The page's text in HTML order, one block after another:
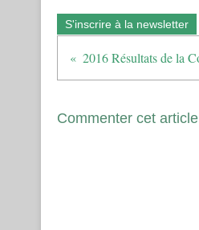
S'inscrire à la newsletter
Commenter cet article